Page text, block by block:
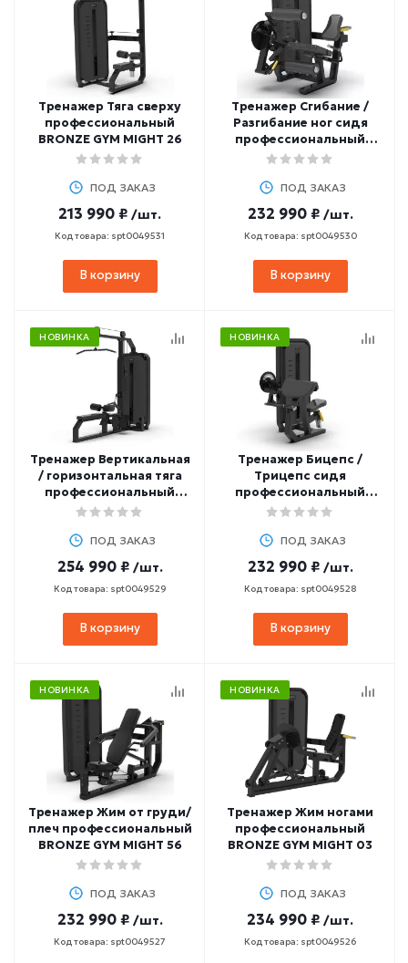
Тренажер Тяга сверху
профессиональный
BRONZE GYM MIGHT 26
ПОД ЗАКАЗ
213 990 ₽ /шт.
Код товара: spt0049531
В корзину
Тренажер Сгибание /
Разгибание ног сидя
профессиональный
BRONZE GYM MIGHT 54
ПОД ЗАКАЗ
232 990 ₽ /шт.
Код товара: spt0049530
В корзину
НОВИНКА
Тренажер Вертикальная
/ горизонтальная тяга
профессиональный
BRONZE GYM MIGHT 55
ПОД ЗАКАЗ
254 990 ₽ /шт.
Код товара: spt0049529
В корзину
НОВИНКА
Тренажер Бицепс /
Трицепс сидя
профессиональный
BRONZE GYM MIGHT 57
ПОД ЗАКАЗ
232 990 ₽ /шт.
Код товара: spt0049528
В корзину
НОВИНКА
Тренажер Жим от груди/
плеч профессиональный
BRONZE GYM MIGHT 56
ПОД ЗАКАЗ
232 990 ₽ /шт.
Код товара: spt0049527
НОВИНКА
Тренажер Жим ногами
профессиональный
BRONZE GYM MIGHT 03
ПОД ЗАКАЗ
234 990 ₽ /шт.
Код товара: spt0049526